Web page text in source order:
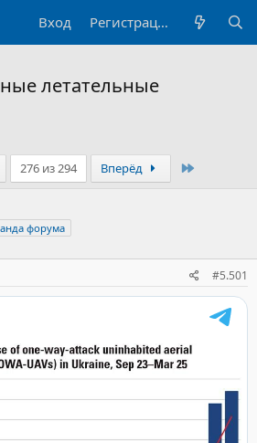
Вход Регистрация
летательные
276 из 294 Вперёд
форума
#5.501